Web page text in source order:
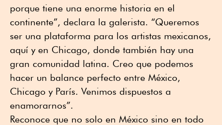
porque tiene una enorme historia en el
continente”, declara la galerista. “Queremos
ser una plataforma para los artistas mexicanos,
aquí y en Chicago, donde también hay una
gran comunidad latina. Creo que podemos
hacer un balance perfecto entre México,
Chicago y París. Venimos dispuestos a
enamorarnos”.
Reconoce que no solo en México sino en todo